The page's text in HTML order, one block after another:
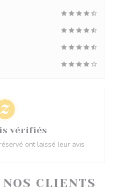
CLIENTS
vérifiés
ont laissé leur avis